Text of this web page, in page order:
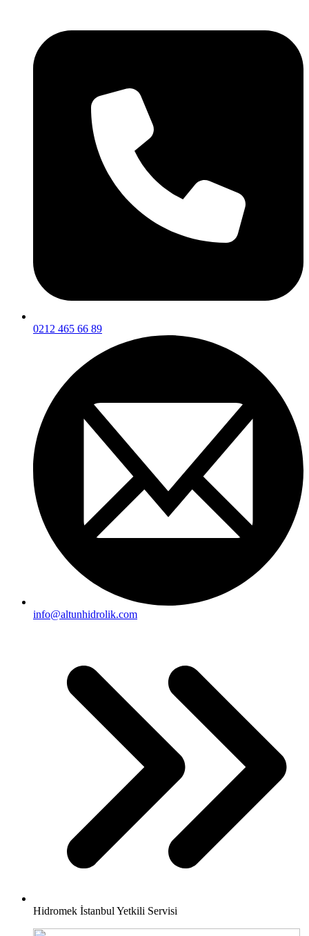
0212 465 66 89
info@altunhidrolik.com
Hidromek İstanbul Yetkili Servisi